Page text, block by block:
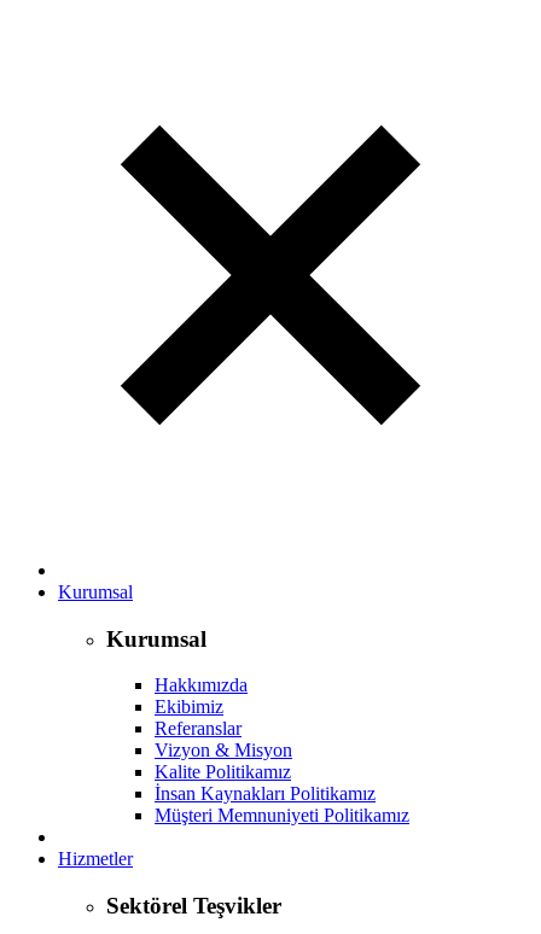
Kurumsal
Kurumsal
Hakkımızda
Ekibimiz
Referanslar
Vizyon & Misyon
Kalite Politikamız
İnsan Kaynakları Politikamız
Müşteri Memnuniyeti Politikamız
Hizmetler
Sektörel Teşvikler